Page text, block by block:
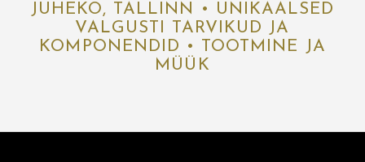
JUHEKO, TALLINN • UNIKAALSED
VALGUSTI TARVIKUD JA
KOMPONENDID • TOOTMINE JA
MÜÜK